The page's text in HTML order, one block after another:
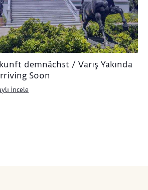
demnächst / Varış Yakında
Soon
İncele